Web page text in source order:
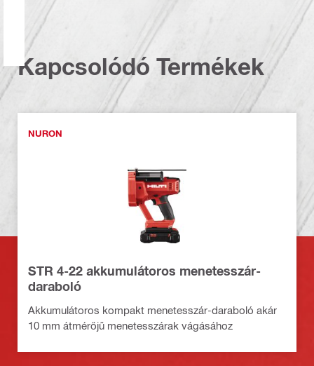
Kapcsolódó Termékek
NURON
STR 4-22 akkumulátoros menetesszár-
daraboló
Akkumulátoros kompakt menetesszár-daraboló akár
10 mm átmérőjű menetesszárak vágásához